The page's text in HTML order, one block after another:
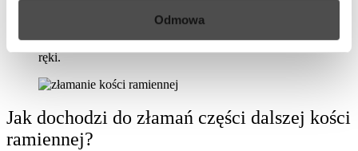
Odmowa
niemożliwością wyprostowania palców i kciuka,
ograniczeniem ruchomości przedramienia,
zaburzeniami czucia na grzbietowej części przedramienia i
ręki.
Jak dochodzi do złamań części dalszej kości
ramiennej?